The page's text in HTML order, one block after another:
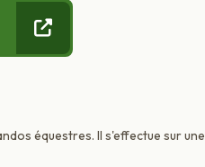
équestres. Il s'effectue sur une